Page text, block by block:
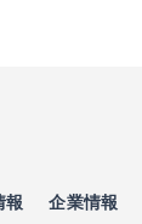
報 企業情報